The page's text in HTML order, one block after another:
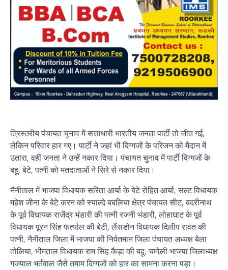
त्रिस्तरीय पंचायत चुनाव में सत्ताधारी भारतीय जनता पार्टी तो जीत गई,
लेकिन परिवार हार गए। पार्टी ने जहां भी दिग्गजों के परिजन को मैदान में
उतारा, वहीं जनता ने उन्हें नकार दिया। पंचायत चुनाव में पार्टी दिग्गजों के
बहू, बेटे, पत्नी को मतदाताओं ने सिरे से नकार दिया।
नैनीताल में भाजपा विधायक सरिता आर्या के बेटे रोहित आर्या, सल्ट विधायक
महेश जीना के बेटे करन को स्याल्दे बबलिया क्षेत्र पंचायत सीट, बदरीनाथ
के पूर्व विधायक राजेंद्र भंडारी की पत्नी रजनी भंडारी, लोहाघाट के पूर्व
विधायक पूरन सिंह फर्त्याल की बेटी, लैंसडोन विधायक दिलीप रावत की
पत्नी, नैनीताल जिला में भाजपा की निर्वतमान जिला पंचायत अध्यक्ष बेला
तोलिया, भीमताल विधायक राम सिंह कैड़ा की बहू, चमोली भाजपा जिलाध्यक्ष
गजपाल भर्तवाल जैसे तमाम दिग्गजों को हार का सामना करना पड़ा।